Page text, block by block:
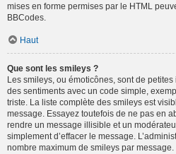
mises en forme permises par le HTML
BBCodes.
Haut
Que sont les smileys ?
Les smileys, ou émoticônes, sont de
des sentiments avec un code simple,
triste. La liste complète des smileys est
message. Essayez toutefois de ne pas en
rendre un message illisible et un
simplement d’effacer le message.
nombre maximum de smileys par message.